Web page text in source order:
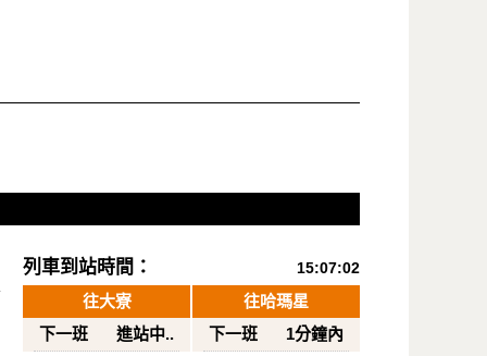
列車到站時間： 15:07:02
往大寮
下一班
進站中..
往哈瑪星
下一班
1分鐘內